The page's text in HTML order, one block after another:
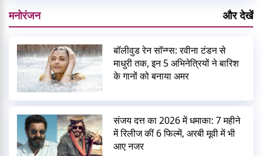
मनोरंजन और देखें
बॉलीवुड रेन सॉन्ग्स: रवीना टंडन से
माधुरी तक, इन 5 अभिनेत्रियों ने बारिश
के गानों को बनाया अमर
संजय दत्त का 2026 में धमाका: 7 महीने
में रिलीज कीं 6 फिल्में, अरबी मूवी में भी
आए नजर